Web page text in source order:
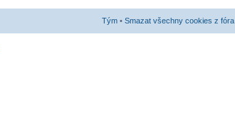
Tým • Smazat všechny cookies z fóra